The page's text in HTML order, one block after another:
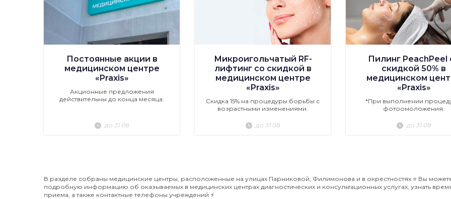
Постоянные акции в
медицинском центре
«Praxis»
Акционные предложения
действительны до конца месяца.
до 31.08
Микроигольчатый RF-
лифтинг со скидкой в
медицинском центре
«Praxis»
Скидка 15% на процедуры борьбы с
возрастными изменениями.
до 31.08
Пилинг PeachPeel
скидкой 50% в
медицинском
«Praxis»
*При выполнении
фотоомоложения.
до 31.08
В разделе собраны медицинские центры, расположенные на улицах Парниковой, Филимонова и в окрестностях ⭐️ Вы
подробную информацию об оказываемых в медицинских центрах диагностических и консультационных услугах, узнать
приема, а также контактные телефоны учреждений ⚡️